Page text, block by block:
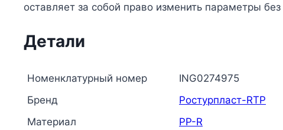
оставляет за собой право изменить параметры
Детали
Номенклатурный номер
ING0274975
Бренд
Ростурпласт-RTP
Материал
PP-R